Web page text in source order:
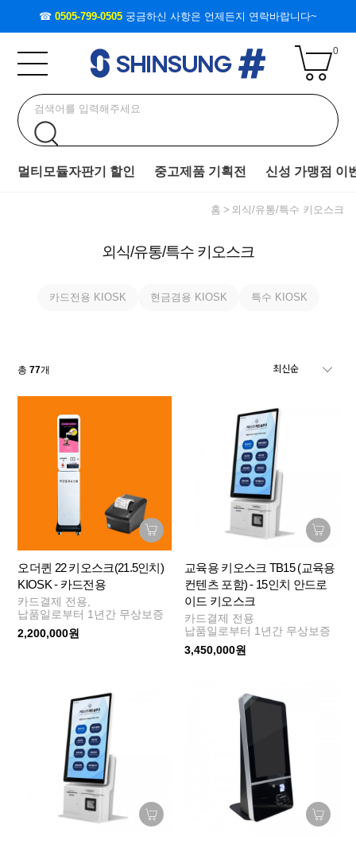
☎ 0505-799-0505 궁금하신 사항은 언제든지 연락바랍니다~
0
멀티모듈자판기 할인 중고제품 기획전 신성 가맹점 이
홈 외식/유통/특수 키오스크
외식/유통/특수 키오스크
카드전용 KIOSK 현금겸용 KIOSK 특수 KIOSK
총77개
오더퀸 22 키오스크(21.5인치)
KIOSK - 카드전용
카드결제 전용,
납품일로부터 1년간 무상보증
2,200,000원
교육용 키오스크 TB15 (교육용
컨텐츠 포함) - 15인치 안드로
이드 키오스크
카드결제 전용
납품일로부터 1년간 무상보증
3,450,000원